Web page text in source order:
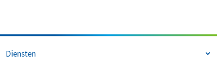
Diensten